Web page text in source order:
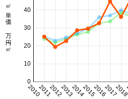
20102011201220132014201520162017
0
10
20
30
40
㎡単価 万円/㎡